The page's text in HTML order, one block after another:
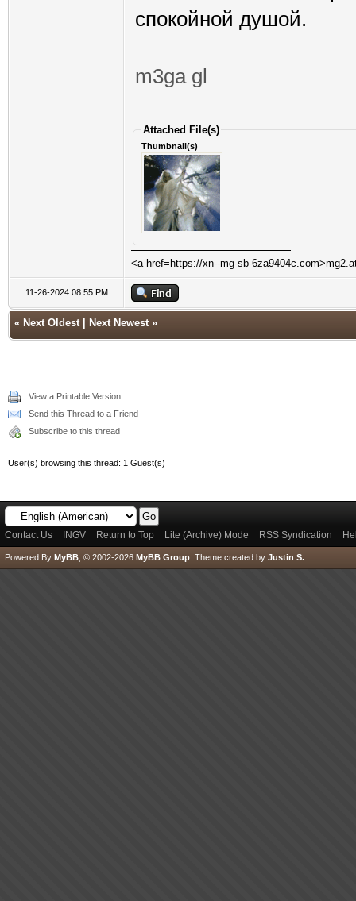
спокойной душой.
m3ga gl
Attached File(s)
Thumbnail(s)
<a href=https://xn--mg-sb-
11-26-2024 08:55 PM
« Next Oldest Next Newest »
View a Printable Version
Send this Thread to a Friend
Subscribe to this thread
User(s) browsing this thread: 1 Guest(s)
Contact Us INGV Return to Top Lite (Archive) Mode RSS Syndication
Powered By MyBB , © 2002-2026 MyBB Group Theme created by Justin S.